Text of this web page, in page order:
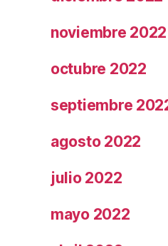
noviembre 2022
octubre 2022
septiembre
agosto 2022
julio 2022
mayo 2022